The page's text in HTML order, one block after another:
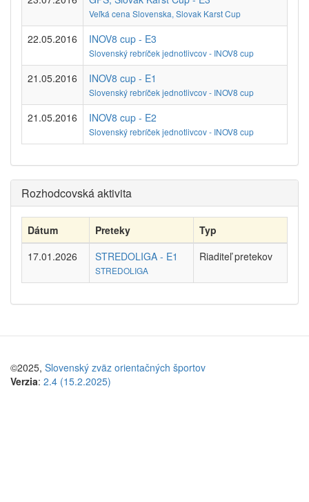
Veľká cena Slovenska, Slovak Karst Cup
22.05.2016 INOV8 cup - E3
Slovenský rebríček jednotlivcov - INOV8 cup
21.05.2016 INOV8 cup - E1
Slovenský rebríček jednotlivcov - INOV8 cup
21.05.2016 INOV8 cup - E2
Slovenský rebríček jednotlivcov - INOV8 cup
Rozhodcovská aktivita
Dátum Preteky
Typ
17.01.2026
STREDOLIGA - E1
STREDOLIGA
Riaditeľ pretekov
©2025, Slovenský zväz orientačných športov
Verzia: 2.4 (15.2.2025)